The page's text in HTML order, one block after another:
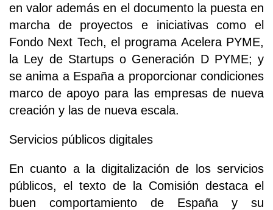
en valor además en el documento la puesta en
marcha de proyectos e iniciativas como el
Fondo Next Tech, el programa Acelera PYME,
la Ley de Startups o Generación D PYME; y
se anima a España a proporcionar condiciones
marco de apoyo para las empresas de nueva
creación y las de nueva escala.
Servicios públicos digitales
En cuanto a la digitalización de los servicios
públicos, el texto de la Comisión destaca el
buen comportamiento de España y su